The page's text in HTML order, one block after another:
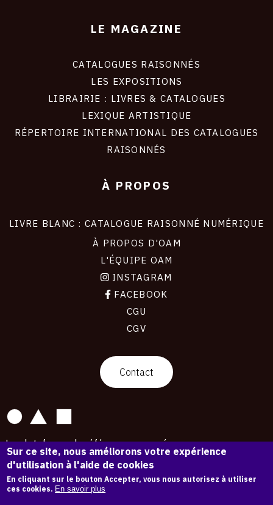
LE MAGAZINE
CATALOGUES RAISONNÉS
LES EXPOSITIONS
LIBRAIRIE : LIVRES & CATALOGUES
LEXIQUE ARTISTIQUE
RÉPERTOIRE INTERNATIONAL DES CATALOGUES
RAISONNÉS
À PROPOS
LIVRE BLANC : CATALOGUE RAISONNÉ NUMÉRIQUE
À PROPOS D'OAM
L'ÉQUIPE OAM
INSTAGRAM
FACEBOOK
CGU
CGV
Contact
La plateforme de référence pour créer,
conserver et promouvoir l'Histoire de l'Art.
Des catalogues raisonnés aux archives
d'expositions.
43 182 œuvres d'art — 7 586 expositions
Sur ce site, nous améliorons votre expérience
d'utilisation à l'aide de cookies
En cliquant sur le bouton Accepter, vous nous autorisez à utiliser
ces cookies. En savoir plus